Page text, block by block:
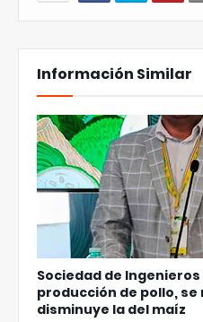
Información Similar
Sociedad de
producción de pollo,
disminuye la del maíz